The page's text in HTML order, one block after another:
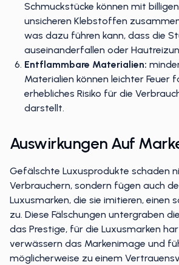
Schmuckstücke können mit
unsicheren Klebstoffen
was dazu führen kann, dass die
auseinanderfallen oder
Entflammbare Materialien:
Materialien können leichter Feuer
erhebliches Risiko für die
darstellt.
Auswirkungen Auf
Gefälschte Luxusprodukte schaden
Verbrauchern, sondern fügen auch
Luxusmarken, die sie imitieren, einen
zu. Diese Fälschungen untergraben
das Prestige, für die Luxusmarken
verwässern das Markenimage und
möglicherweise zu einem